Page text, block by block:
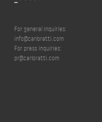
For general inquiries:
info@carloratti.com
For press inquiries:
pr@carloratti.com